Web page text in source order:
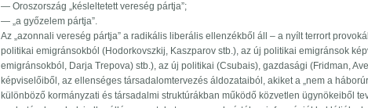
— Oroszország „késleltetett vereség pártja”;
— „a győzelem pártja”.
Az „azonnali vereség pártja” a radikális liberális ellenzékből áll – a nyílt terrort
politikai emigránsokból (Hodorkovszkij, Kaszparov stb.), az új politikai emigránsok
emigránsokból, Darja Trepova) stb.), az új politikai (Csubais), gazdasági (Fridman,
képviselőiből, az ellenséges társadalomtervezés áldozataiból, akiket a „nem a
különböző kormányzati és társadalmi struktúrákban működő közvetlen ügynökeiből